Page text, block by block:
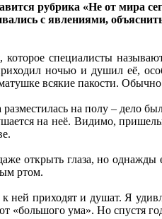
рубрика «Не от мира
с явлениями,
которое специалисты
ночью и душил её,
всякие пакости.
на полу – дело
на неё. Видимо,
открыть глаза, но однажды
ртом.
приходят и душат. Я
«большого ума». Но спустя